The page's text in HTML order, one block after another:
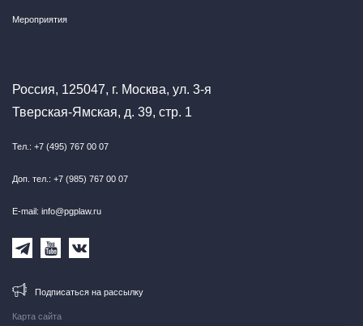
Карта сайта
Мероприятия
Россия, 125047, г. Москва, ул. 3-я
Тверская-Ямская, д. 39, стр. 1
Тел.: +7 (495) 767 00 07
Доп. тел.: +7 (985) 767 00 07
E-mail: info@pgplaw.ru
Подписаться на рассылку